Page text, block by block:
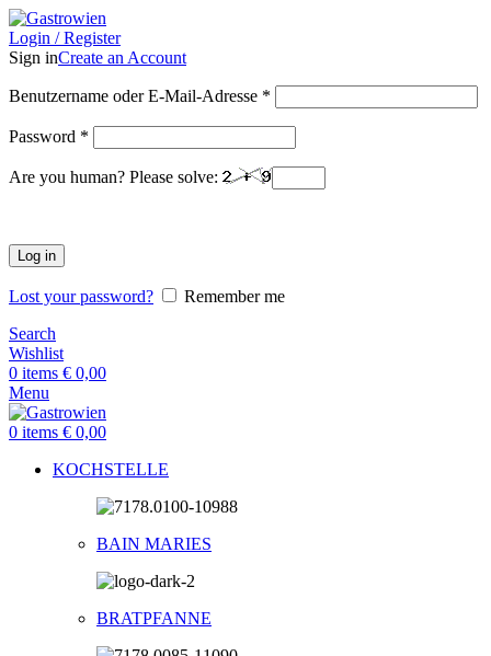
Login / Register
Sign inCreate an Account
Benutzername oder E-Mail-Adresse *
Password *
Are you human? Please solve:
Log in
Lost your password?
Remember me
Search
Wishlist
0 items € 0,00
Menu
0 items € 0,00
KOCHSTELLE
BAIN MARIES
BRATPFANNE